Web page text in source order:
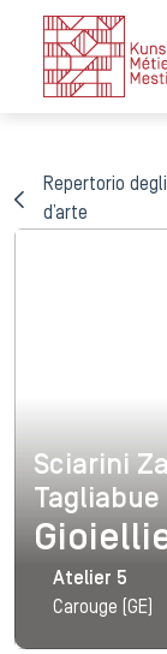
Repertorio
d’arte
Sciarini
Atelier 5
Carouge (GE)